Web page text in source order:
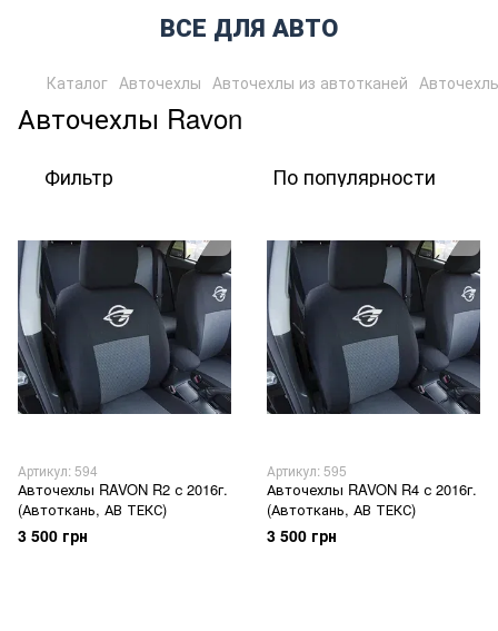
ВСЕ ДЛЯ АВТО
Каталог Авточехлы Авточехлы из автотканей
Авточехлы Ravon
Фильтр По популярности
Артикул: 594
Авточехлы RAVON R2 с 2016г.
(Автоткань, АВ ТЕКС)
3 500 грн
Артикул: 595
Авточехлы RAVON R4 с 2016г.
(Автоткань, АВ ТЕКС)
3 500 грн